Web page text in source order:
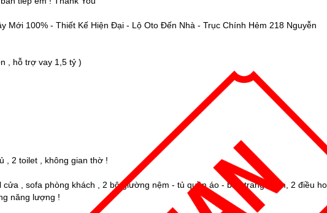
Mới 100% - Thiết Kế Hiện Đại - Lộ Oto Đến Nhà - Trục Chính Hẻm 218 Nguyễn
, hỗ trợ vay 1,5 tỷ )
, 2 toilet , không gian thờ !
cửa , sofa phòng khách , 2 bộ giường nệm - tủ quần áo - bàn trang điểm, 2 điều
năng lượng !